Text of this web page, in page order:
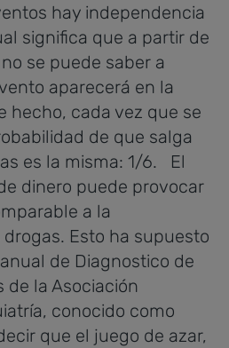
hay independencia
significa que a partir de
se puede saber a
aparecerá en la
hecho, cada vez que se
de que salga
es la misma: 1/6.
El
dinero puede provocar
a la
Esto ha supuesto
de Diagnostico de
de la Asociación
conocido como
que el juego de azar,